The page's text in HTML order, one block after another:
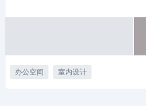
办公空间 室内设计